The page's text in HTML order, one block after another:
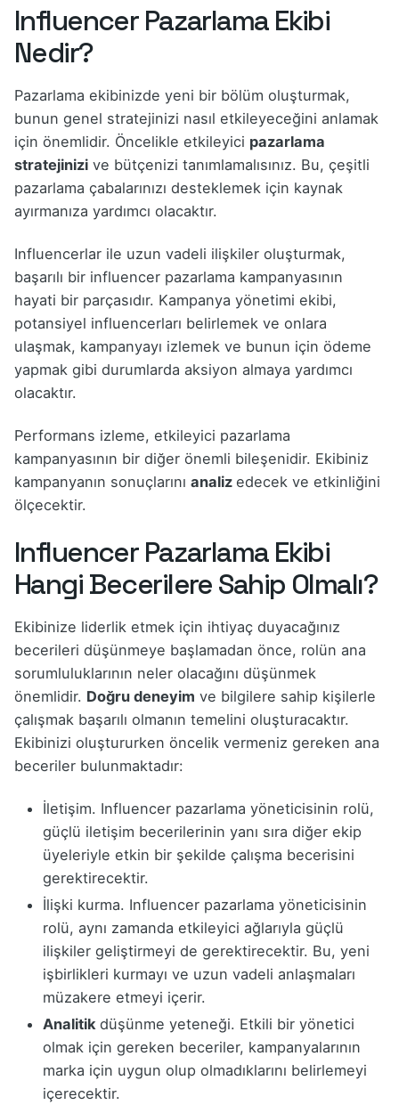
Influencer Pazarlama Ekibi
Nedir?
Pazarlama ekibinizde yeni bir bölüm oluşturmak,
bunun genel stratejinizi nasıl etkileyeceğini anlamak
için önemlidir. Öncelikle etkileyici pazarlama
stratejinizi ve bütçenizi tanımlamalısınız. Bu, çeşitli
pazarlama çabalarınızı desteklemek için kaynak
ayırmanıza yardımcı olacaktır.
Influencerlar ile uzun vadeli ilişkiler oluşturmak,
başarılı bir influencer pazarlama kampanyasının
hayati bir parçasıdır. Kampanya yönetimi ekibi,
potansiyel influencerları belirlemek ve onlara
ulaşmak, kampanyayı izlemek ve bunun için ödeme
yapmak gibi durumlarda aksiyon almaya yardımcı
olacaktır.
Performans izleme, etkileyici pazarlama
kampanyasının bir diğer önemli bileşenidir. Ekibiniz
kampanyanın sonuçlarını analiz edecek ve etkinliğini
ölçecektir.
Influencer Pazarlama Ekibi
Hangi Becerilere Sahip Olmalı?
Ekibinize liderlik etmek için ihtiyaç duyacağınız
becerileri düşünmeye başlamadan önce, rolün ana
sorumluluklarının neler olacağını düşünmek
önemlidir. Doğru deneyim ve bilgilere sahip kişilerle
çalışmak başarılı olmanın temelini oluşturacaktır.
Ekibinizi oluştururken öncelik vermeniz gereken ana
beceriler bulunmaktadır:
İletişim. Influencer pazarlama yöneticisinin rolü,
güçlü iletişim becerilerinin yanı sıra diğer ekip
üyeleriyle etkin bir şekilde çalışma becerisini
gerektirecektir.
İlişki kurma. Influencer pazarlama yöneticisinin
rolü, aynı zamanda etkileyici ağlarıyla güçlü
ilişkiler geliştirmeyi de gerektirecektir. Bu, yeni
işbirlikleri kurmayı ve uzun vadeli anlaşmaları
müzakere etmeyi içerir.
Analitik düşünme yeteneği. Etkili bir yönetici
olmak için gereken beceriler, kampanyalarının
marka için uygun olup olmadıklarını belirlemeyi
içerecektir.